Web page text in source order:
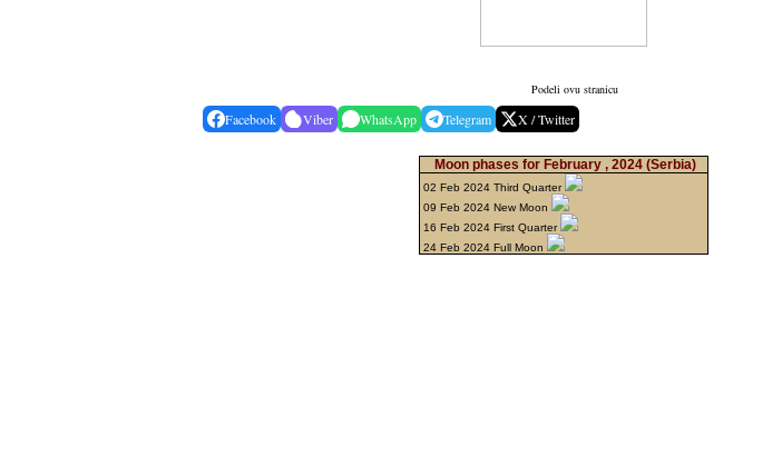
Podeli ovu stranicu
Facebook Viber WhatsApp Telegram X / Twitter
Moon phases for February , 2024 (Serbia)
02 Feb 2024 Third Quarter
09 Feb 2024 New Moon
16 Feb 2024 First Quarter
24 Feb 2024 Full Moon